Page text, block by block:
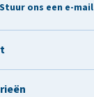
Stuur ons een e-mail